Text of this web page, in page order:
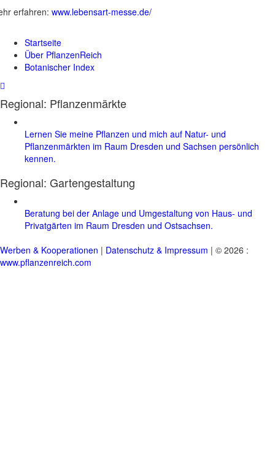
erfahren: www.lebensart-messe.de/
Startseite
Über PflanzenReich
Botanischer Index
Regional: Pflanzenmärkte
Lernen Sie meine Pflanzen und mich auf Natur- und
Pflanzenmärkten im Raum Dresden und Sachsen persönlich
kennen.
Regional: Gartengestaltung
Beratung bei der Anlage und Umgestaltung von Haus- und
Privatgärten im Raum Dresden und Ostsachsen.
Werben & Kooperationen | Datenschutz & Impressum | © 2026 :
www.pflanzenreich.com